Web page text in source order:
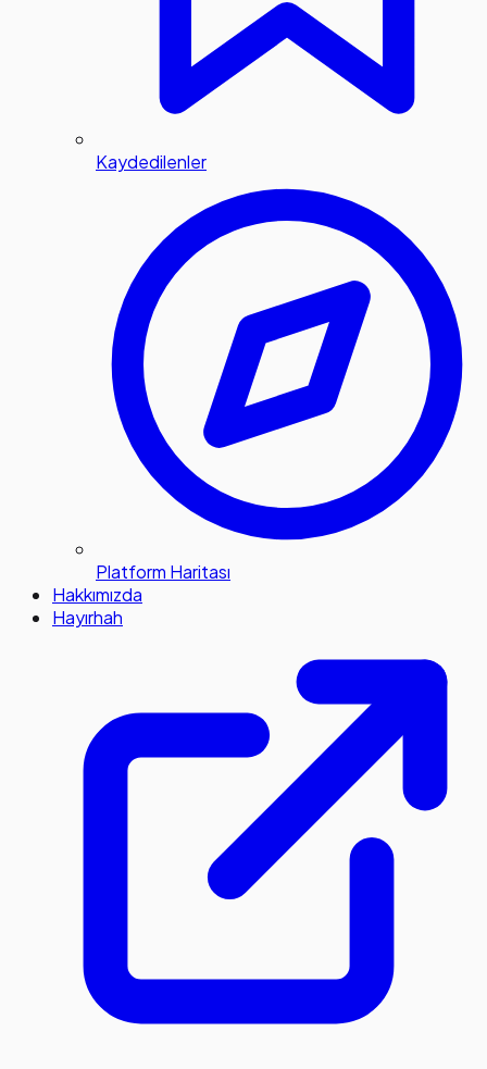
Kaydedilenler
Platform Haritası
Hakkımızda
Hayırhah